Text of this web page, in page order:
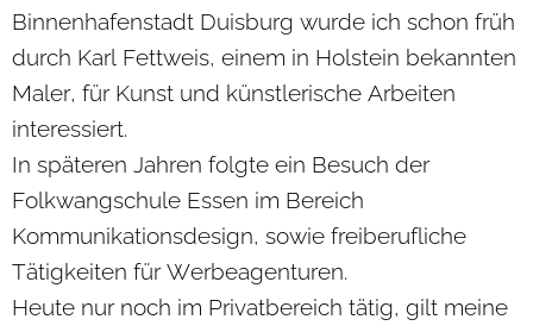
Binnenhafenstadt Duisburg wurde ich schon früh
durch Karl Fettweis, einem in Holstein bekannten
Maler, für Kunst und künstlerische Arbeiten
interessiert.
In späteren Jahren folgte ein Besuch der
Folkwangschule Essen im Bereich
Kommunikationsdesign, sowie freiberufliche
Tätigkeiten für Werbeagenturen.
Heute nur noch im Privatbereich tätig, gilt meine